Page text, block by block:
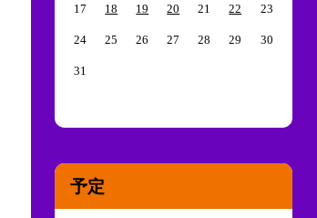
17 18 19 20 21 22 23
24 25 26 27 28 29 30
31
予定